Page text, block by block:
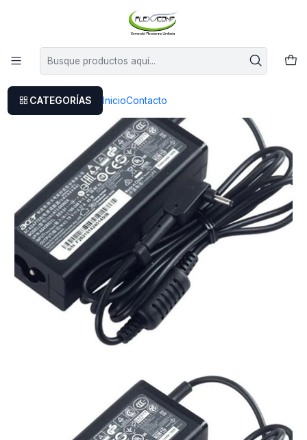
CATEGORÍAS InicioContacto
Este es el texto del slide